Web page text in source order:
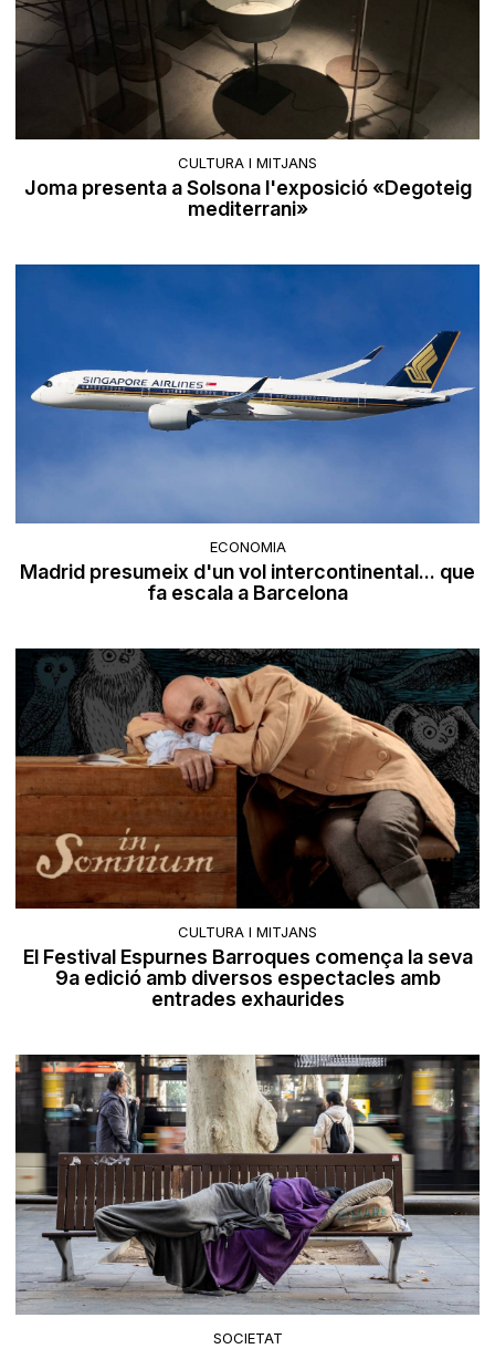
CULTURA I MITJANS
Joma presenta a Solsona l'exposició «Degoteig
mediterrani»
ECONOMIA
Madrid presumeix d'un vol intercontinental... que
fa escala a Barcelona
CULTURA I MITJANS
El Festival Espurnes Barroques comença la seva
9a edició amb diversos espectacles amb
entrades exhaurides
SOCIETAT